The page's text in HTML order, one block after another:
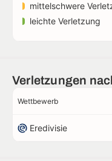
mittelschwere
leichte Verletzung
Verletzungen
Wettbewerb
Eredivisie